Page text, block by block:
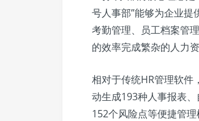
号人事部”能够为企业提
考勤管理、员工档案管
的效率完成繁杂的人力
相对于传统HR管理软件
动生成193种人事报表
152个风险点等便捷管